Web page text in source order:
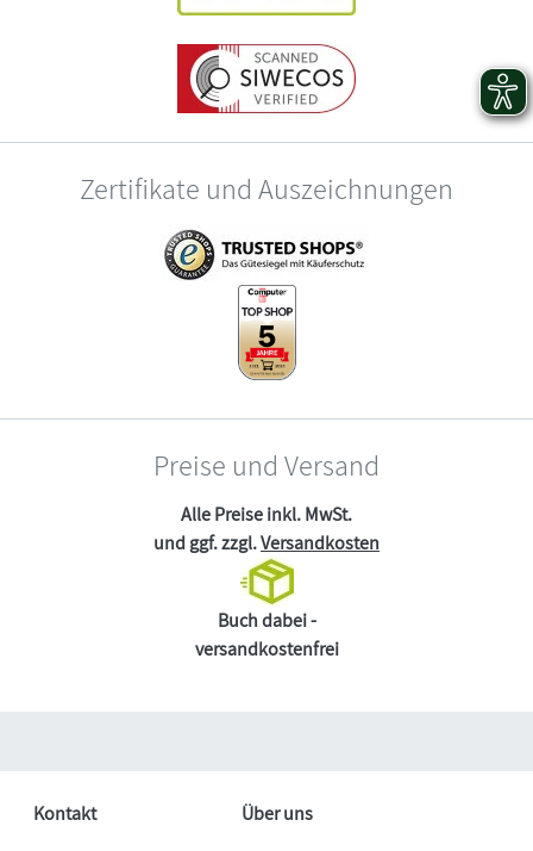
Zertifikate und Auszeichnungen
Preise und Versand
Alle Preise inkl. MwSt.
und ggf. zzgl.Versandkosten
Buch dabei -
versandkostenfrei
Kontakt
Über uns